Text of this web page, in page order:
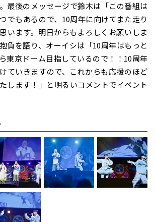
最後のメッセージで鈴木は「この番組は
でもあるので、10周年に向けてまた走り
います。明日からもよろしくお願いしま
負を語り、オーイシは「10周年はもっと
東京ドーム目指しているので！！10周年
ていきますので、これからも応援のほど
します！」と明るいコメントでイベント